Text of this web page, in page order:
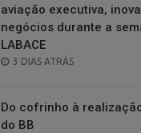
aviação executiva,
negócios durante a
LABACE
POSTED
3 DIAS ATRÁS
Do cofrinho à
do BB